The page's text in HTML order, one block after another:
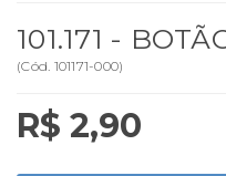
101.171 -
(Cód. 101171-000)
R$ 2,90